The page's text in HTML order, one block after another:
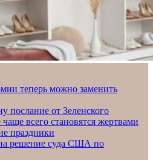
теперь можно заменить
послание от Зеленского
всего становятся жертвами
праздники
решение суда США по